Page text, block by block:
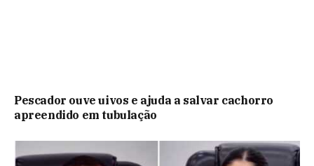
Pescador ouve uivos e ajuda a salvar cachorro
apreendido em tubulação